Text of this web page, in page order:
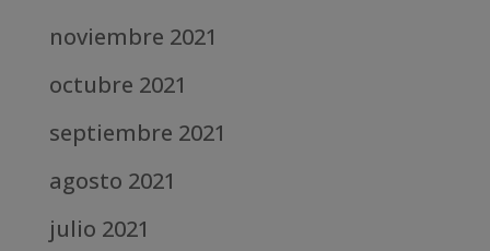
noviembre 2021
octubre 2021
septiembre 2021
agosto 2021
julio 2021